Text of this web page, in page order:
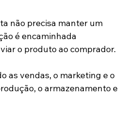
não precisa manter um
é encaminhada
o produto ao comprador.
as vendas, o marketing e o
o armazenamento e